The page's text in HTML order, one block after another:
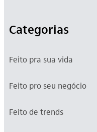
Categorias
Feito pra sua vida
Feito pro seu negócio
Feito de trends